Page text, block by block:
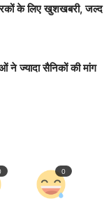
के लिए खुशखबरी, जल्द
ने ज्यादा सैनिकों की मांग
0